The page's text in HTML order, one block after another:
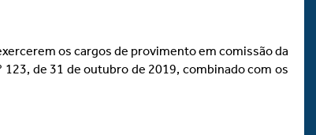
os cargos de provimento em comissão da
123, de 31 de outubro de 2019, combinado com os